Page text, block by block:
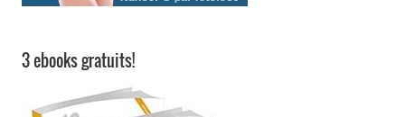
3 ebooks gratuits!